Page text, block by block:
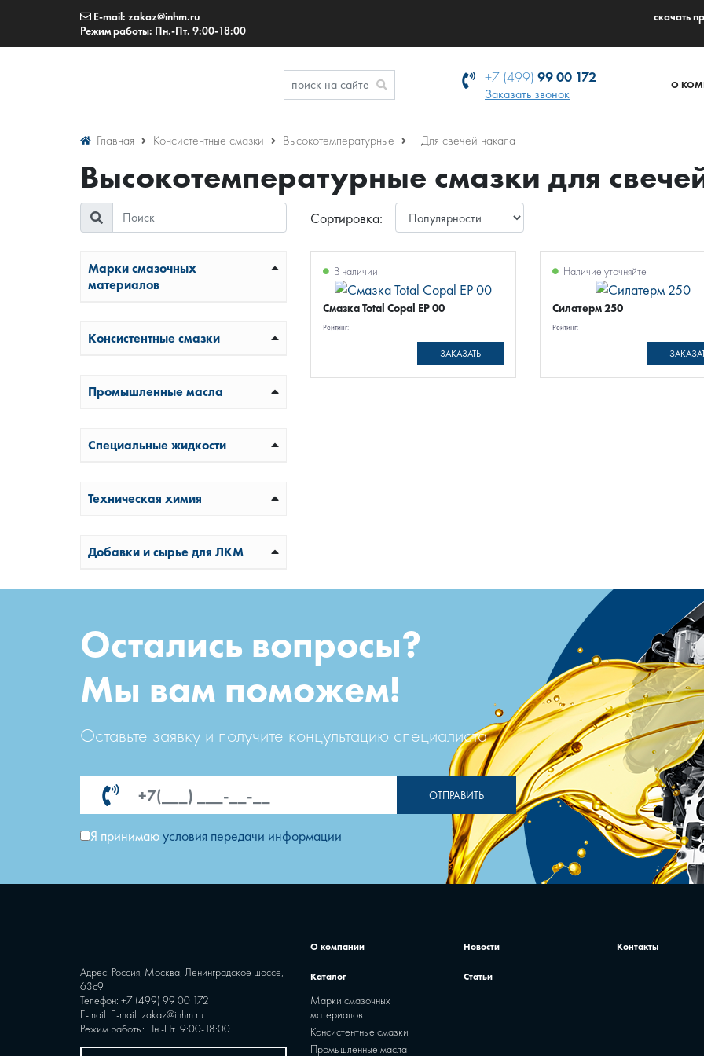
E-mail: zakaz@inhm.ru
Режим работы: Пн.-Пт. 9:00-18:00
cкачать
+7 (499) 99 00 172
Заказать звонок
О
Главная Консистентные смазки Высокотемпературные Для свечей накала
Высокотемпературные смазки для
Сортировка:
Марки смазочных
материалов
Консистентные смазки
Промышленные масла
Специальные жидкости
Техническая химия
Добавки и сырье для ЛКМ
В наличии
Смазка Total Copal EP 00
Рейтинг:
ЗАКАЗАТЬ
Наличие уточняйте
Силатерм 250
Рейтинг:
Остались вопросы?
Мы вам поможем!
Оставьте заявку и получите концультацию специалиста
ОТПРАВИТЬ
Я принимаюусловия передачи информации
Адрес: Россия, Москва, Ленинградское шоссе,
63с9
Телефон: +7 (499) 99 00 172
E-mail: E-mail: zakaz@inhm.ru
Режим работы: Пн.-Пт. 9:00-18:00
О компании Новости Контакты
Каталог
Марки смазочных
материалов
Консистентные смазки
Промышленные масла
Статьи